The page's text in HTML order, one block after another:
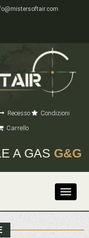
Recesso
Condizioni
Carrello
A GAS G&G
Toggle